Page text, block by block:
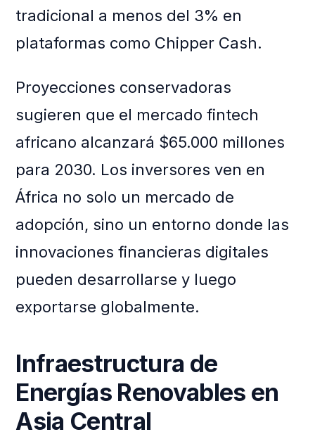
tradicional a menos del 3% en
plataformas como Chipper Cash.
Proyecciones conservadoras
sugieren que el mercado fintech
africano alcanzará $65.000 millones
para 2030. Los inversores ven en
África no solo un mercado de
adopción, sino un entorno donde las
innovaciones financieras digitales
pueden desarrollarse y luego
exportarse globalmente.
Infraestructura de
Energías Renovables en
Asia Central